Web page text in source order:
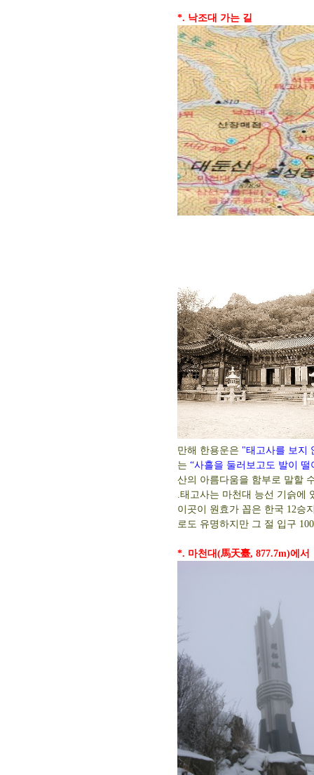
*. 낙조대 가는 길
만해 한용운은 "태고사를 보지
는 “사흘을 둘러보고도 발이 떨
산의 아름다움을 함부로 말할
.태고사는 마천대 능선 기슭에
이곳이 원효가 꼽은 한국 12승
로도 유명하지만 그 절 입구
*. 마천대(馬天臺, 877.7m)에서